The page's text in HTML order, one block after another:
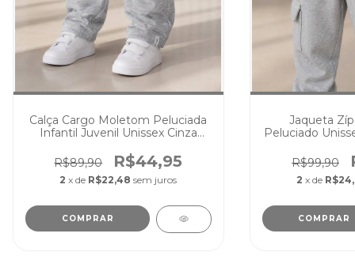
Calça Cargo Moletom Peluciada
Infantil Juvenil Unissex Cinza
R$89,90
R$44,95
2 x de R$22,48 sem juros
COMPRAR
Jaqueta
Peluciado
R$99,90
2 x de
COMPRAR